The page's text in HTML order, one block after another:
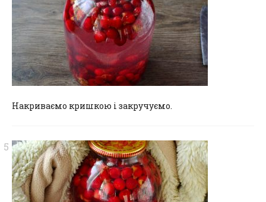
Накриваємо кришкою і закручуємо.